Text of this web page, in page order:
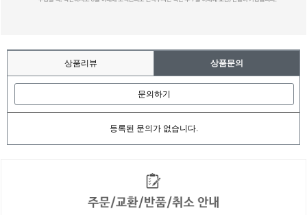
상품리뷰 상품문의
문의하기
등록된 문의가 없습니다.